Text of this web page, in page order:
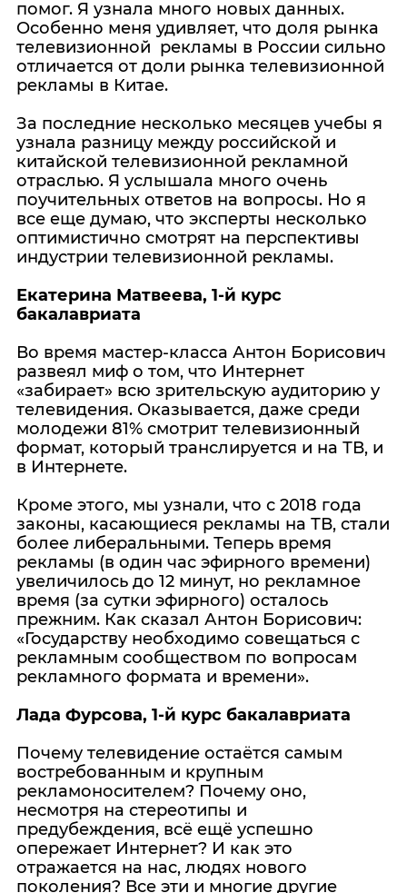
помог. Я узнала много новых данных.
Особенно меня удивляет, что доля рынка
телевизионной рекламы в России сильно
отличается от доли рынка телевизионной
рекламы в Китае.
За последние несколько месяцев учебы я
узнала разницу между российской и
китайской телевизионной рекламной
отраслью. Я услышала много очень
поучительных ответов на вопросы. Но я
все еще думаю, что эксперты несколько
оптимистично смотрят на перспективы
индустрии телевизионной рекламы.
Екатерина Матвеева, 1-й курс
бакалавриата
Во время мастер-класса Антон Борисович
развеял миф о том, что Интернет
«забирает» всю зрительскую аудиторию у
телевидения. Оказывается, даже среди
молодежи 81% смотрит телевизионный
формат, который транслируется и на ТВ, и
в Интернете.
Кроме этого, мы узнали, что с 2018 года
законы, касающиеся рекламы на ТВ, стали
более либеральными. Теперь время
рекламы (в один час эфирного времени)
увеличилось до 12 минут, но рекламное
время (за сутки эфирного) осталось
прежним. Как сказал Антон Борисович:
«Государству необходимо совещаться с
рекламным сообществом по вопросам
рекламного формата и времени».
Лада Фурсова, 1-й курс бакалавриата
Почему телевидение остаётся самым
востребованным и крупным
рекламоносителем? Почему оно,
несмотря на стереотипы и
предубеждения, всё ещё успешно
опережает Интернет? И как это
отражается на нас, людях нового
поколения? Все эти и многие другие